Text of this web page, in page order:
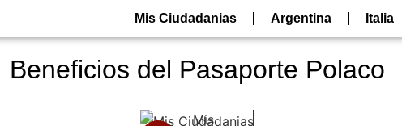
Mis Ciudadanias Argentina Italia
Beneficios del Pasaporte Polaco